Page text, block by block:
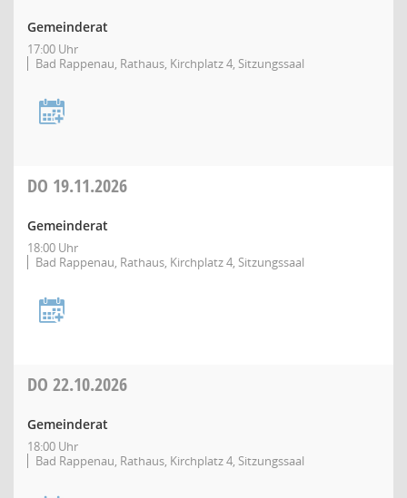
Gemeinderat
17:00 Uhr
Bad Rappenau, Rathaus, Kirchplatz 4, Sitzungssaal
DO 19.11.2026
Gemeinderat
18:00 Uhr
Bad Rappenau, Rathaus, Kirchplatz 4, Sitzungssaal
DO 22.10.2026
Gemeinderat
18:00 Uhr
Bad Rappenau, Rathaus, Kirchplatz 4, Sitzungssaal